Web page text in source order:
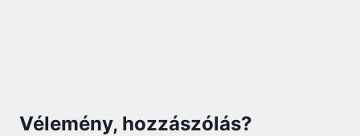
Vélemény, hozzászólás?